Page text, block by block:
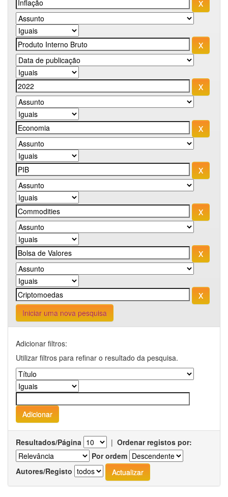
Iniciar uma nova pesquisa
Adicionar filtros:
Utilizar filtros para refinar o resultado da pesquisa.
Resultados/Página | Ordenar registos por:
Por ordem
Autores/Registo